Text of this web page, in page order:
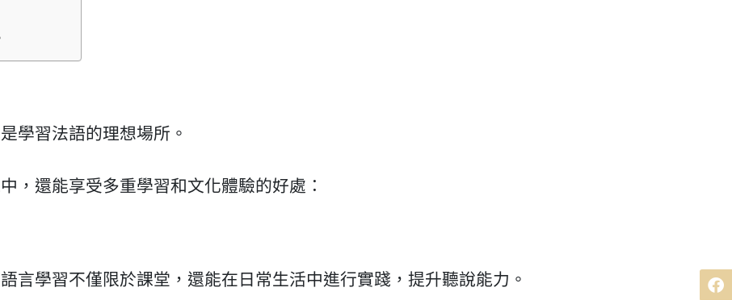
學習法語的理想場所。
，還能享受多重學習和文化體驗的好處：
言學習不僅限於課堂，還能在日常生活中進行實踐，提升聽說能力。